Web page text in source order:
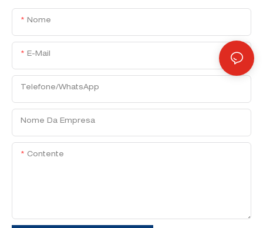
Nome
E-Mail
Telefone/WhatsApp
Nome Da Empresa
Contente